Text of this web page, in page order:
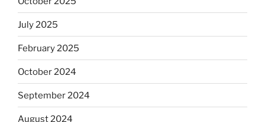
July 2025
February 2025
October 2024
September 2024
August 2024